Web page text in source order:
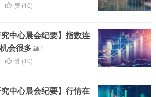
赞 (10)
究中心晨会纪要】指数连
会很多
1
赞 (10)
究中心晨会纪要】行情在